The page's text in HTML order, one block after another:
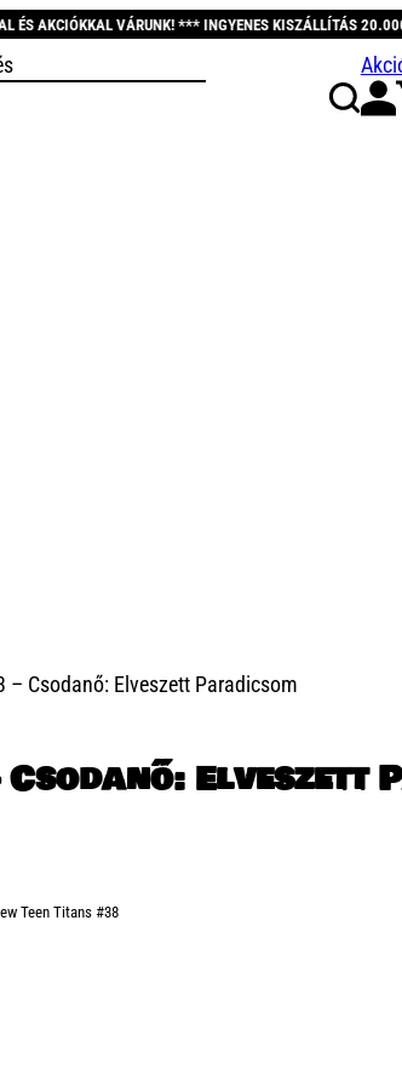
*** INGYENES KISZÁLLÍTÁS 20.000 FT FELETT! ***
– Csodanő: Elveszett Paradicsom
Csodanő: Elveszett
Teen Titans #38